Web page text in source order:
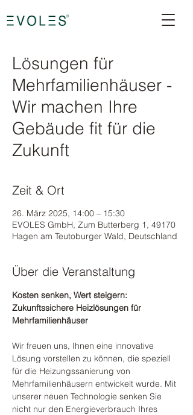
Lösungen für
Mehrfamilienhäuser -
Wir machen Ihre
Gebäude fit für die
Zukunft
Zeit & Ort
26. März 2025, 14:00 – 15:30
EVOLES GmbH, Zum Butterberg 1, 49170
Hagen am Teutoburger Wald, Deutschland
Über die Veranstaltung
Kosten senken, Wert steigern:
Zukunftssichere Heizlösungen für
Mehrfamilienhäuser
Wir freuen uns, Ihnen eine innovative
Lösung vorstellen zu können, die speziell
für die Heizungssanierung von
Mehrfamilienhäusern entwickelt wurde. Mit
unserer neuen Technologie senken Sie
nicht nur den Energieverbrauch Ihres